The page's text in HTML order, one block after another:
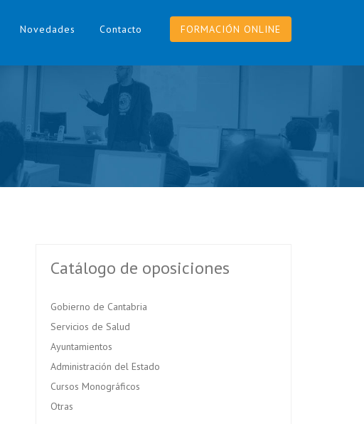
Novedades Contacto FORMACIÓN ONLINE
Catálogo de oposiciones
Gobierno de Cantabria
Servicios de Salud
Ayuntamientos
Administración del Estado
Cursos Monográficos
Otras